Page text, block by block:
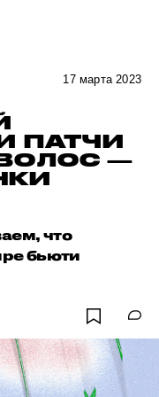
17 марта 2023
ПАТЧИ
—
что
бьюти